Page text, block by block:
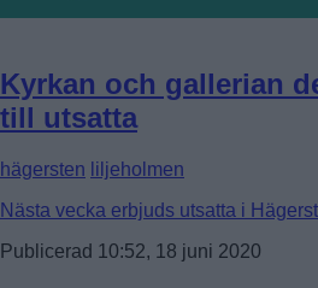
Kyrkan och gallerian
till utsatta
hägersten liljeholmen
Nästa vecka erbjuds utsatta i
Publicerad 10:52, 18 juni 2020